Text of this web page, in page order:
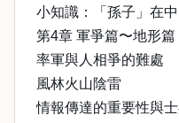
小知識：「孫子」在
第4章 軍爭篇〜地形篇
率軍與人相爭的難處
風林火山陰雷
情報傳達的重要性與